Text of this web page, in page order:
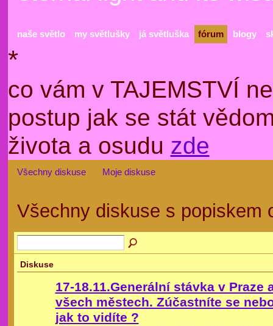
naše světlo my světlušky já světluška fórum blogy
*
co vám v TAJEMSTVÍ
postup jak se stát
života a osudu zde
Všechny diskuse Moje diskuse
Všechny diskuse s popiskem
Diskuse
17-18.11.Generální stávka v Praze
všech městech. Zúčastníte se
jak to vidíte ?